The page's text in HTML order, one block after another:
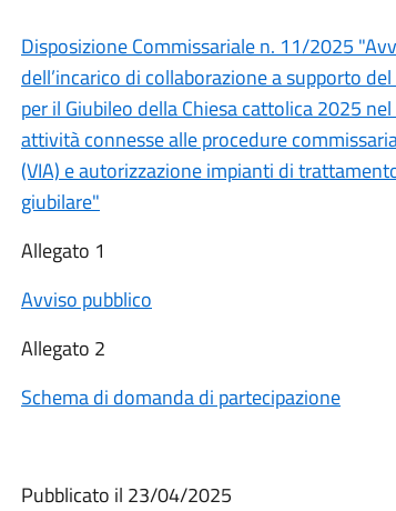
Disposizione Commissariale n. 11/2025
dell’incarico di collaborazione a supporto
per il Giubileo della Chiesa cattolica 2025
attività connesse alle procedure
(VIA) e autorizzazione impianti di
giubilare"
Allegato 1
Avviso pubblico
Allegato 2
Schema di domanda di partecipazione
Pubblicato il 23/04/2025